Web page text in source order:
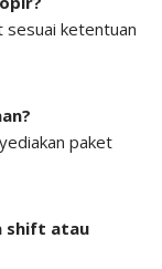
sesuai ketentuan
paket
shift atau